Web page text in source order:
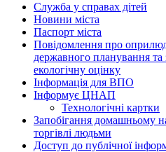
Служба у справах дітей
Новини міста
Паспорт міста
Повідомлення про
державного планування та
екологічну оцінку
Інформація для ВПО
Інформує ЦНАП
Технологічні картки
Запобігання домашньому
торгівлі людьми
Доступ до публічної